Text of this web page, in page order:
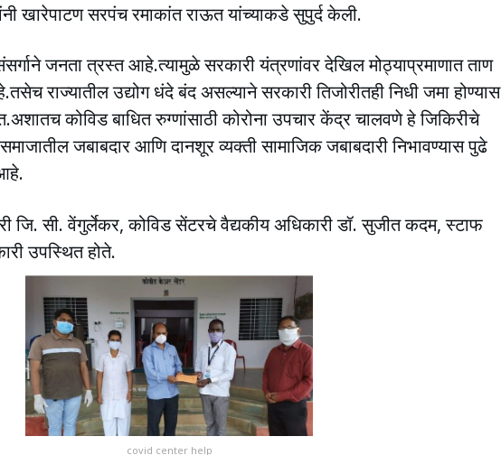
खारेपाटण सरपंच रमाकांत राऊत यांच्याकडे सुपुर्द केली.
संसर्गाने जनता त्रस्त आहे.त्यामुळे सरकारी यंत्रणांवर देखिल मोठ्याप्रमाणात ताण
राज्यातील उद्योग धंदे बंद असल्याने सरकारी तिजोरीतही निधी जमा होण्यास
कोविड बाधित रुग्णांसाठी कोरोना उपचार केंद्र चालवणे हे जिकिरीचे
जबाबदार आणि दानशूर व्यक्ती सामाजिक जबाबदारी निभावण्यास पुढे
जि. सी. वेंगुर्लेकर, कोविड सेंटरचे वैद्यकीय अधिकारी डॉ. सुजीत कदम, स्टाफ
उपस्थित होते.
covid center help